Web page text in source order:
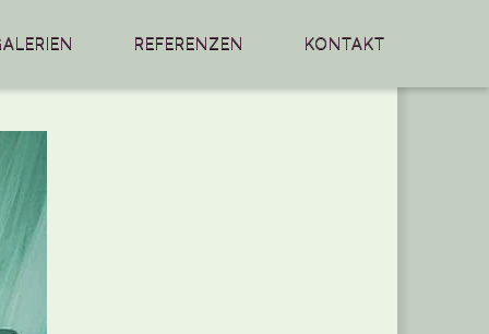
REFERENZEN KONTAKT